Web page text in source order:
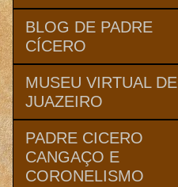
BLOG DE PADRE
CÍCERO
MUSEU VIRTUAL DE
JUAZEIRO
PADRE CICERO
CANGAÇO E
CORONELISMO